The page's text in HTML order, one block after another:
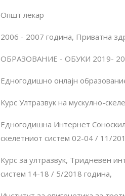
Општ лекар
2006 - 2007 година, Приватна
ОБРАЗОВАНИЕ - ОБУКИ 2019-
Едногодишно онлајн
Курс Ултразвук на мускулно-
Едногодишна Интернет
скелетниот систем 02-04 / 11/
Курс за ултразвук, Тридневен
систем 14-18 / 5/2018 година,